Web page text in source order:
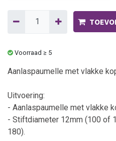
Voorraad ≥ 5
Aanlaspaumelle met vlakke
Uitvoering:
- Aanlaspaumelle met vlakke
- Stiftdiameter 12mm (100 of
180).